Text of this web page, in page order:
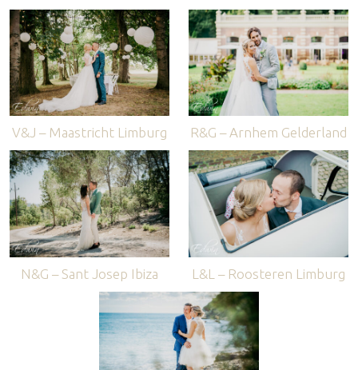
V&J – Maastricht Limburg R&G – Arnhem Gelderland
N&G – Sant Josep Ibiza L&L – Roosteren Limburg